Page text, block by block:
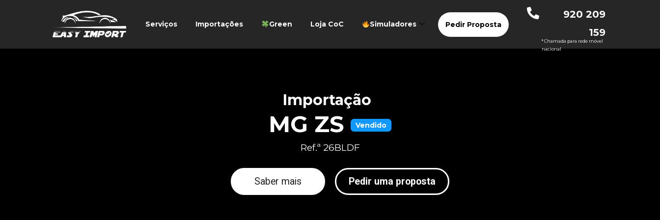
Serviços Importações Green Loja CoC Simuladores Pedir Proposta
920 209
159
* Chamada para rede móvel
nacional
Importação
MG ZS Vendido
Ref.ª 26BLDF
Saber mais Pedir uma proposta